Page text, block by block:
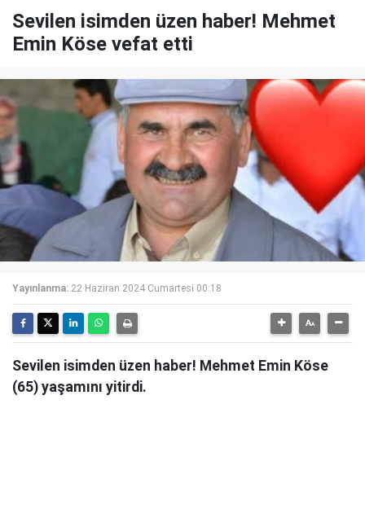
Sevilen isimden üzen haber! Mehmet
Emin Köse vefat etti
Yayınlanma: 22 Haziran 2024 Cumartesi 00:18
Sevilen isimden üzen haber! Mehmet Emin Köse
(65) yaşamını yitirdi.